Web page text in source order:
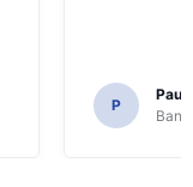
P
Paul